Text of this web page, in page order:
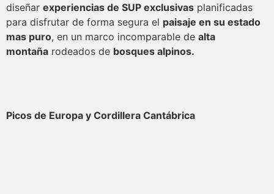
diseñar experiencias de SUP exclusivas planificadas
para disfrutar de forma segura el paisaje en su estado
mas puro, en un marco incomparable de alta
montaña rodeados de bosques alpinos.
Picos de Europa y Cordillera Cantábrica